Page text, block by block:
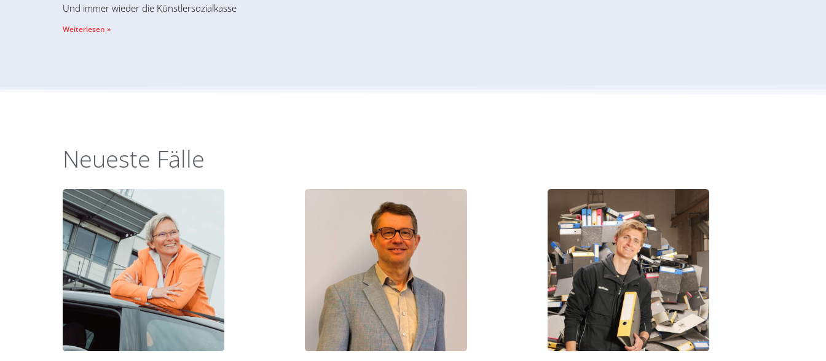
Und immer wieder die Künstlersozialkasse
Weiterlesen »
Neueste Fälle